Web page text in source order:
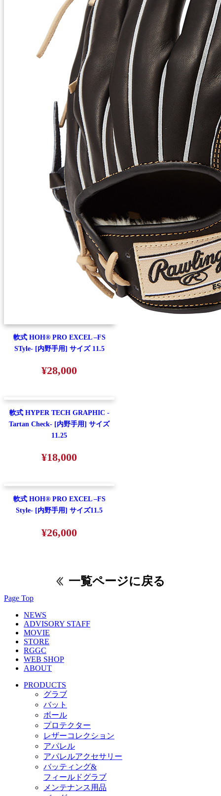
軟式 HOH® PRO EXCEL –FS
STyle- [内野手用] サイズ 11.5
¥28,000
軟式 HYPER TECH GRAPHIC -
Tartan Check- [内野手用] サイズ
11.25
¥18,000
軟式 HOH® PRO EXCEL –FS
Style- [内野手用] サイズ11.5
¥26,000
一覧ページに戻る
Page Top
NEWS
ADVISORY STAFF
MOVIE
STORE
RGGC
WEB SHOP
ABOUT
PRODUCTS
グラブ
バット
ボール
プロテクター
レザーコレクション
アパレル
アパレルアクセサリー
バッティング&
フィールドグラブ
メンテナンス用品